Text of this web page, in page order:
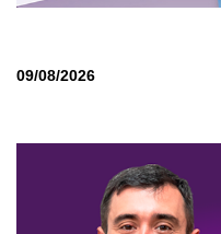
09/08/2026